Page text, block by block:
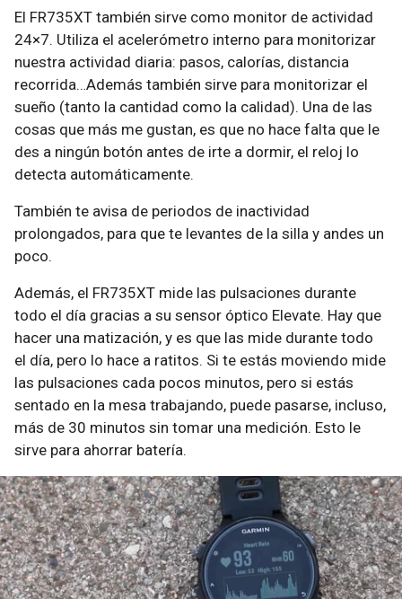
El FR735XT también sirve como monitor de actividad
24×7. Utiliza el acelerómetro interno para monitorizar
nuestra actividad diaria: pasos, calorías, distancia
recorrida…Además también sirve para monitorizar el
sueño (tanto la cantidad como la calidad). Una de las
cosas que más me gustan, es que no hace falta que le
des a ningún botón antes de irte a dormir, el reloj lo
detecta automáticamente.
También te avisa de periodos de inactividad
prolongados, para que te levantes de la silla y andes un
poco.
Además, el FR735XT mide las pulsaciones durante
todo el día gracias a su sensor óptico Elevate. Hay que
hacer una matización, y es que las mide durante todo
el día, pero lo hace a ratitos. Si te estás moviendo mide
las pulsaciones cada pocos minutos, pero si estás
sentado en la mesa trabajando, puede pasarse, incluso,
más de 30 minutos sin tomar una medición. Esto le
sirve para ahorrar batería.